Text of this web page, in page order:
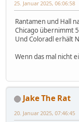
25. Januar 2025, 06:06:58
Rantamen und Hall
Chicago übernimmt
Und Coloradl erhält
Wenn das mal nicht
Jake The Rat
20. Januar 2025, 07:46:45